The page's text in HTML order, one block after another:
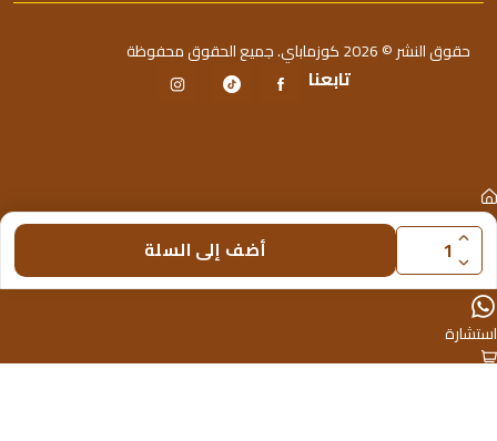
أضف إلى السلة
حقوق النشر © 2026 كوزماباي. جميع الحقوق محفوظة
تابعنا
الرئيسية
متجر
استشارة
0